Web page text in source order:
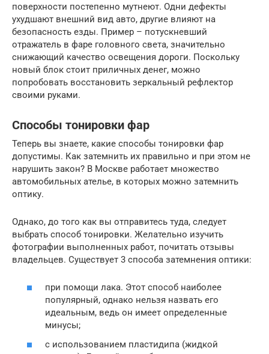
поверхности постепенно мутнеют. Одни дефекты
ухудшают внешний вид авто, другие влияют на
безопасность езды. Пример – потускневший
отражатель в фаре головного света, значительно
снижающий качество освещения дороги. Поскольку
новый блок стоит приличных денег, можно
попробовать восстановить зеркальный рефлектор
своими руками.
Способы тонировки фар
Теперь вы знаете, какие способы тонировки фар
допустимы. Как затемнить их правильно и при этом не
нарушить закон? В Москве работает множество
автомобильных ателье, в которых можно затемнить
оптику.
Однако, до того как вы отправитесь туда, следует
выбрать способ тонировки. Желательно изучить
фотографии выполненных работ, почитать отзывы
владельцев. Существует 3 способа затемнения оптики:
при помощи лака. Этот способ наиболее
популярный, однако нельзя назвать его
идеальным, ведь он имеет определенные
минусы;
с использованием пластидипа (жидкой